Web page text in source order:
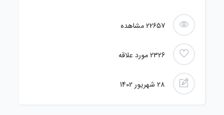
22657مشاهده
2326مورد علاقه
28 شهریور 1402